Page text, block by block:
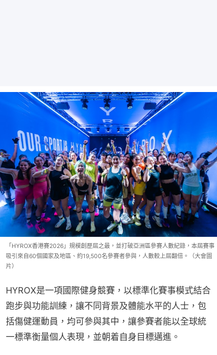
「HYROX香港賽2026」規模創歷屆之最，並打破亞洲區參賽人數紀錄，本屆賽事
吸引來自60個國家及地區、約19,500名參賽者參與，人數較上屆翻倍。（大會圖
片）
HYROX是一項國際健身競賽，以標準化賽事模式結合
跑步與功能訓練，讓不同背景及體能水平的人士，包
括傷健運動員，均可參與其中，讓參賽者能以全球統
一標準衡量個人表現，並朝着自身目標邁進。